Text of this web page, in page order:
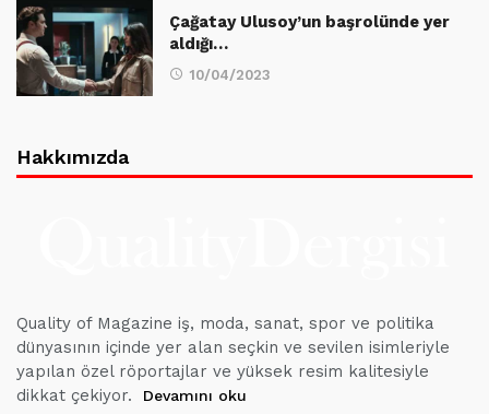
Çağatay Ulusoy’un başrolünde yer
aldığı…
10/04/2023
Hakkımızda
Quality of Magazine iş, moda, sanat, spor ve politika
dünyasının içinde yer alan seçkin ve sevilen isimleriyle
yapılan özel röportajlar ve yüksek resim kalitesiyle
dikkat çekiyor.
Devamını oku